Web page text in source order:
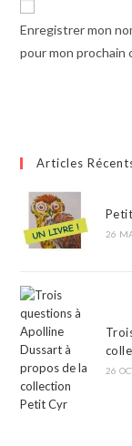
comment
Enregistrer mon
pour mon prochain
Articles
26
26